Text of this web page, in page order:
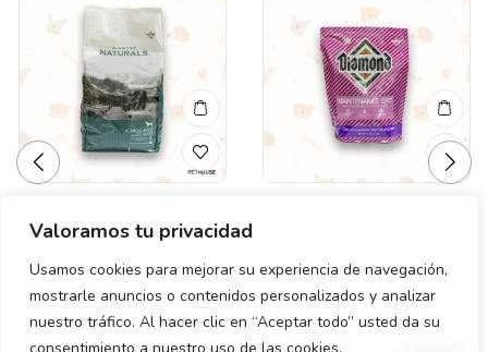
Valoramos tu privacidad
Usamos cookies para mejorar su experiencia de navegación,
mostrarle anuncios o contenidos personalizados y analizar
nuestro tráfico. Al hacer clic en “Aceptar todo” usted da su
Valorado
0
5
DIAMOND SENIOR
NATURALS 6 LB (2.72
KG)
$510.00
0
5
MANTENENCE 1 KG
$145.00